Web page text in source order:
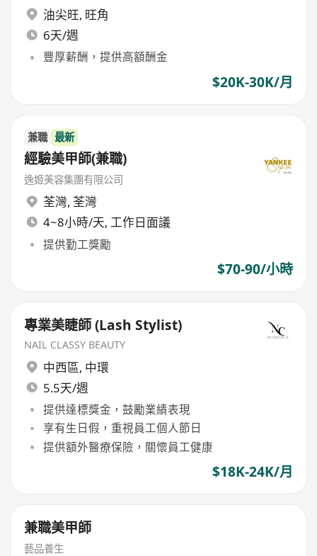
油尖旺, 旺角
6天/週
豐厚薪酬，提供高額酬金
$20K-30K/月
兼職 最新
經驗美甲師(兼職)
逸姬美容集團有限公司
荃灣, 荃灣
4~8小時/天, 工作日面議
提供勤工獎勵
$70-90/小時
專業美睫師 (Lash Stylist)
NAIL CLASSY BEAUTY
中西區, 中環
5.5天/週
提供達標獎金，鼓勵業績表現
享有生日假，重視員工個人節日
提供額外醫療保險，關懷員工健康
$18K-24K/月
兼職美甲師
藝品養生